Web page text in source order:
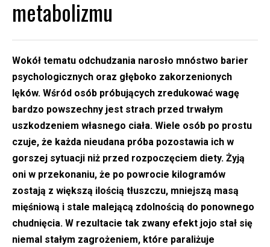
metabolizmu
Wokół tematu odchudzania narosło mnóstwo barier
psychologicznych oraz głęboko zakorzenionych
lęków. Wśród osób próbujących zredukować wagę
bardzo powszechny jest strach przed trwałym
uszkodzeniem własnego ciała. Wiele osób po prostu
czuje, że każda nieudana próba pozostawia ich w
gorszej sytuacji niż przed rozpoczęciem diety. Żyją
oni w przekonaniu, że po powrocie kilogramów
zostają z większą ilością tłuszczu, mniejszą masą
mięśniową i stale malejącą zdolnością do ponownego
chudnięcia. W rezultacie tak zwany efekt jojo stał się
niemal stałym zagrożeniem, które paraliżuje